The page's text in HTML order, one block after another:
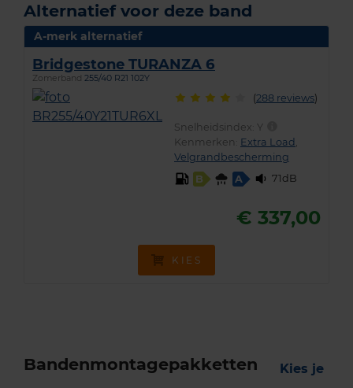
Alternatief voor deze band
A-merk alternatief
Bridgestone TURANZA 6
Zomerband 255/40 R21 102Y
(288 reviews)
Snelheidsindex: Y
Kenmerken: Extra Load
Velgrandbescherming
B
A 71dB
€ 337,00
KIES
Bandenmontagepakketten
Kies je